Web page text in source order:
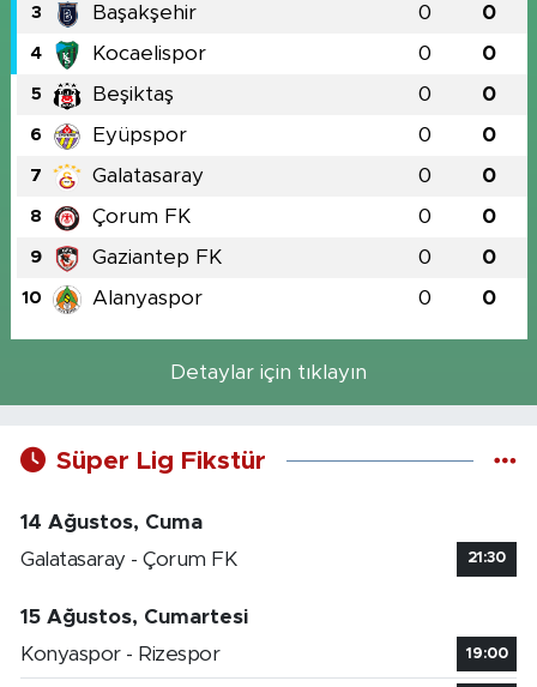
3 Başakşehir 0 0
4 Kocaelispor 0 0
5 Beşiktaş 0 0
6 Eyüpspor 0 0
7 Galatasaray 0 0
8 Çorum FK 0 0
9 Gaziantep FK 0 0
10 Alanyaspor 0 0
Detaylar için tıklayın
Süper Lig Fikstür
14 Ağustos, Cuma
Galatasaray - Çorum FK
21:30
15 Ağustos, Cumartesi
Konyaspor - Rizespor
19:00